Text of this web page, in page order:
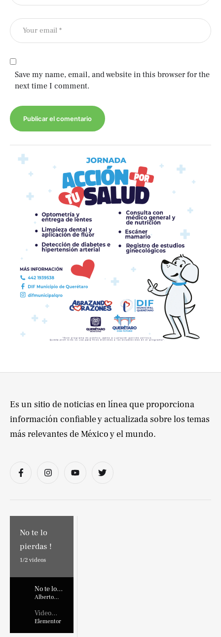
Save my name, email, and website in this browser for the
next time I comment.
No te lo
pierdas !
1/2 videos
No te lo
pierdas !
Alberto
Video
Placehold
Elementor
Es un sitio de noticias en línea que proporciona
información confiable y actualizada sobre los temas
más relevantes de México y el mundo.